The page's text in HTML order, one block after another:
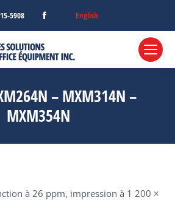
5908
Facebook
page
in
window
English
– MXM314N –
MXM354N
à 26 ppm, impression à 1 200 ×